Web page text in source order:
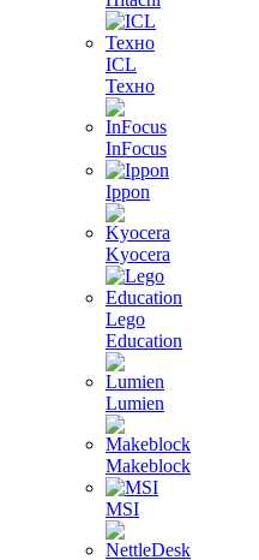
ICL
Техно
InFocus
Ippon
Kyocera
Lego
Education
Lumien
Makeblock
MSI